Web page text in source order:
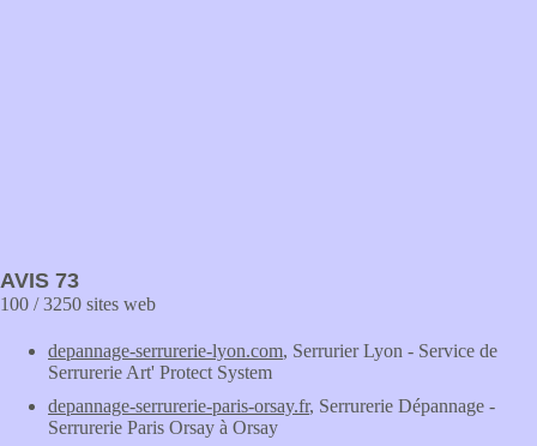
AVIS 73
100 / 3250 sites web
depannage-serrurerie-lyon.com, Serrurier Lyon - Service de
Serrurerie Art' Protect System
depannage-serrurerie-paris-orsay.fr, Serrurerie Dépannage -
Serrurerie Paris Orsay à Orsay